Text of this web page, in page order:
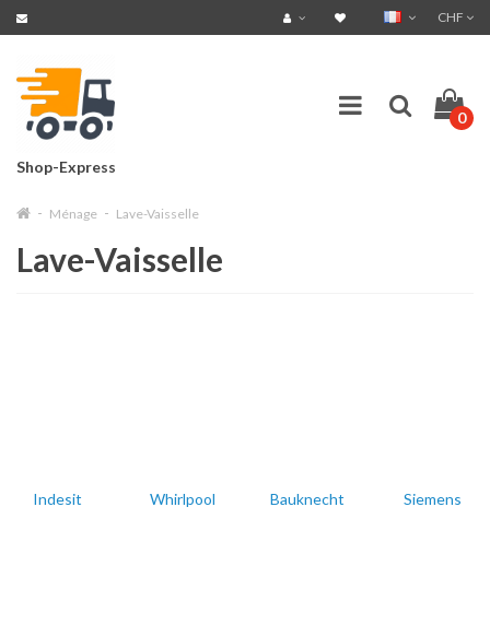
CHF
Shop-Express
0
Ménage Lave-Vaisselle
Lave-Vaisselle
Indesit Whirlpool Bauknecht Siemens